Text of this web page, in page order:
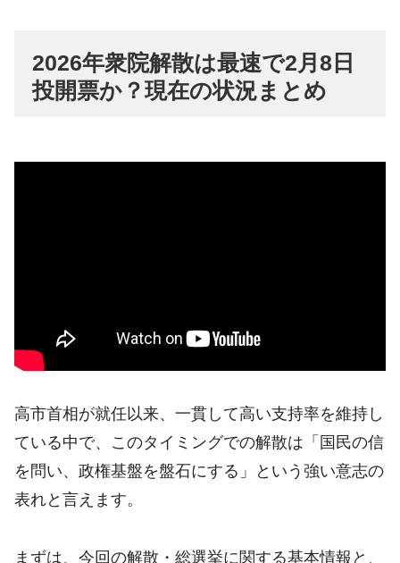
2026年衆院解散は最速で2月8日
投開票か？現在の状況まとめ
高市首相が就任以来、一貫して高い支持率を維持し
ている中で、このタイミングでの解散は「国民の信
を問い、政権基盤を盤石にする」という強い意志の
表れと言えます。
まずは、今回の解散・総選挙に関する基本情報と、